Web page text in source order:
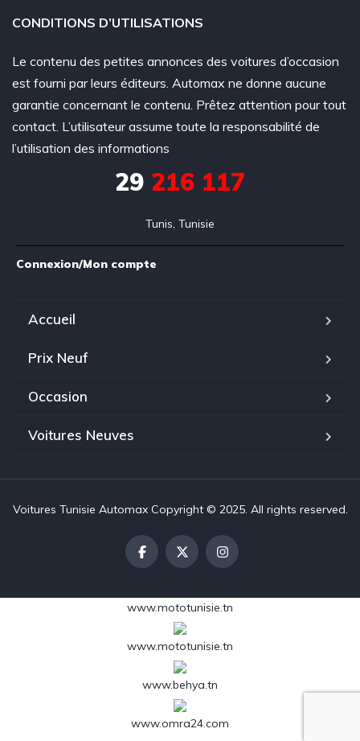
CONDITIONS D’UTILISATIONS
Le contenu des petites annonces des voitures d’occasion
est fourni par leurs éditeurs. Automax ne donne aucune
garantie concernant le contenu. Prêtez attention pour tout
contact. L’utilisateur assume toute la responsabilité de
l’utilisation des informations
29 216 117
Tunis, Tunisie
Connexion/Mon compte
Accueil
Prix Neuf
Occasion
Voitures Neuves
Voitures Tunisie Automax Copyright © 2025. All rights reserved.
www.mototunisie.tn
www.mototunisie.tn
www.behya.tn
www.omra24.com